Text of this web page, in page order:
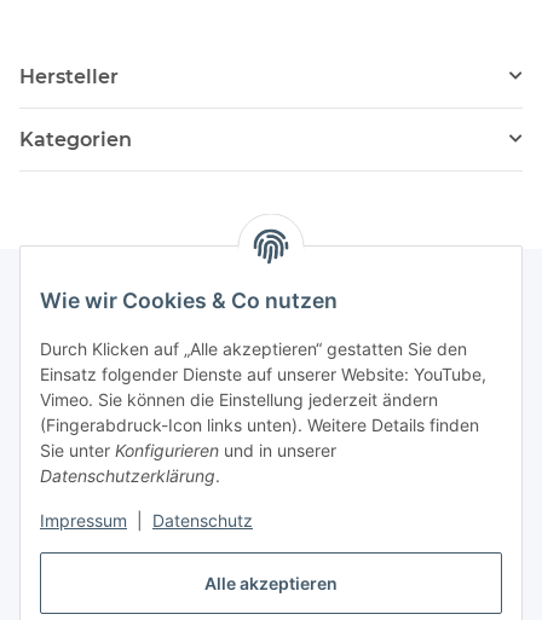
Alle akzeptieren
Wie wir Cookies & Co nutzen
Durch Klicken auf „Alle akzeptieren“ gestatten Sie den
Einsatz folgender Dienste auf unserer Website: YouTube,
Vimeo. Sie können die Einstellung jederzeit ändern
(Fingerabdruck-Icon links unten). Weitere Details finden
Sie unter Konfigurieren und in unserer
Datenschutzerklärung.
Impressum Datenschutz
Hersteller
Kategorien
Informationen
036204. 803903
Achtung!!!
16:00 – 19:00 Uhr